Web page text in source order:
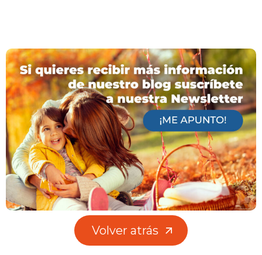
Volver atrás